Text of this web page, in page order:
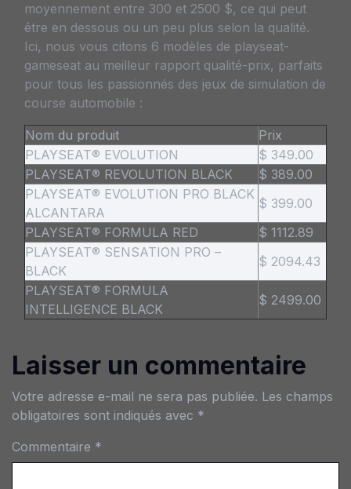
moyennement entre 300 et 2500 $, ce qui peut
être en dessous ou un peu plus selon la qualité.
Ici, nous vous citons 6 modèles de playseat-
gameseat au meilleur rapport qualité-prix, parfaits
pour tous les passionnés des jeux de simulation de
course automobile :
Nom du produit
Prix
PLAYSEAT® EVOLUTION
$ 349.00
PLAYSEAT® REVOLUTION BLACK
$ 389.00
PLAYSEAT® EVOLUTION PRO BLACK
ALCANTARA
$ 399.00
PLAYSEAT® FORMULA RED
$ 1112.89
PLAYSEAT® SENSATION PRO –
BLACK
$ 2094.43
PLAYSEAT® FORMULA
INTELLIGENCE BLACK
$ 2499.00
Laisser un commentaire
Votre adresse e-mail ne sera pas publiée. Les champs
obligatoires sont indiqués avec *
Commentaire *